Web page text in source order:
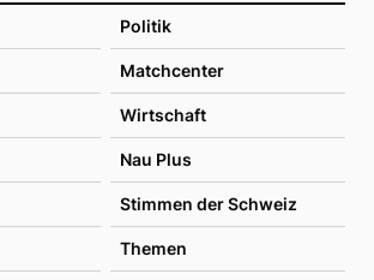
Politik
Matchcenter
Wirtschaft
Nau Plus
Stimmen der Schweiz
Themen